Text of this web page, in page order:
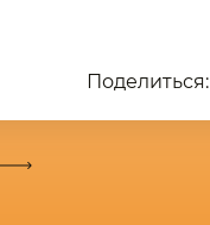
Поделиться: